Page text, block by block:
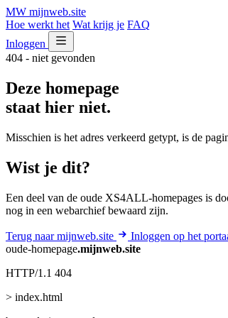
MW mijnweb.site
Hoe werkt het Wat krijg je FAQ
Inloggen
404 - niet gevonden
Deze homepage
staat hier niet.
Misschien is het adres verkeerd getypt, is de
Wist je dit?
Een deel van de oude XS4ALL-homepages is
nog in een webarchief bewaard zijn.
Terug naar mijnweb.site
Inloggen op het
oude-homepage.mijnweb.site
HTTP/1.1 404
> index.html